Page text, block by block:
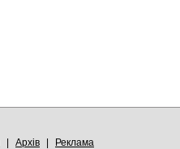
Архів Реклама